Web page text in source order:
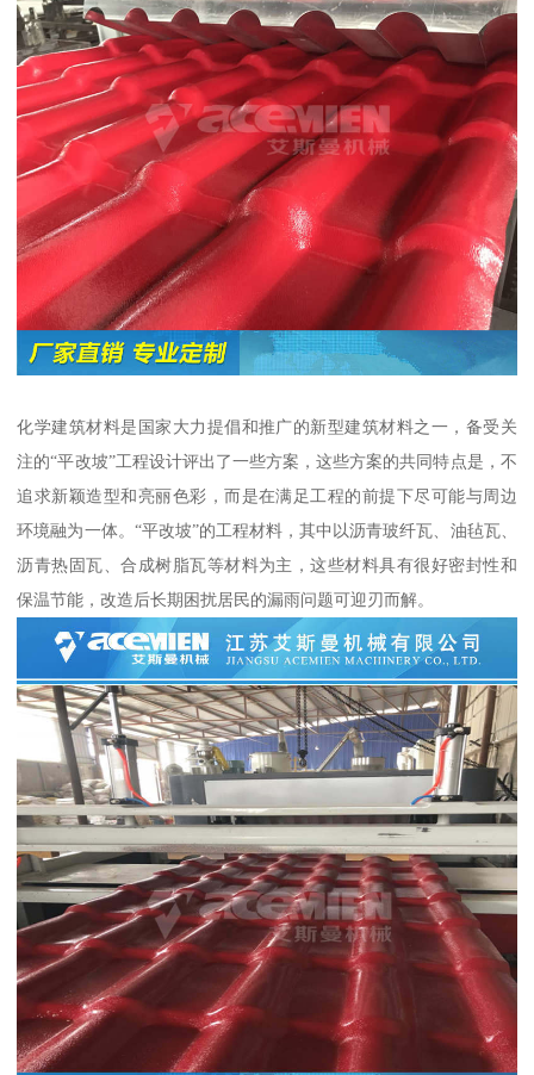
化学建筑材料是国家大力提倡和推广的新型建筑材料之一，备受关
注的“平改坡”工程设计评出了一些方案，这些方案的共同特点是，不
追求新颖造型和亮丽色彩，而是在满足工程的前提下尽可能与周边
环境融为一体。“平改坡”的工程材料，其中以沥青玻纤瓦、油毡瓦、
沥青热固瓦、合成树脂瓦等材料为主，这些材料具有很好密封性和
保温节能，改造后长期困扰居民的漏雨问题可迎刃而解。